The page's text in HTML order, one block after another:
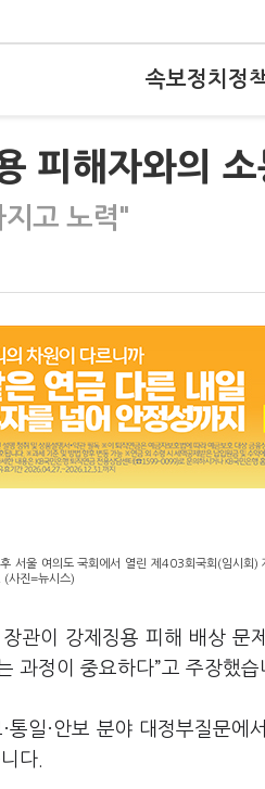
속보정치 정
피해자와의
고 노력"
서울 여의도 국회에서 열린 제403회국회(임시회)
(사진=뉴시스)
관이 강제징용 피해 배상 문
과정이 중요하다”고 주장했습
통일·안보 분야 대정부질문
다.